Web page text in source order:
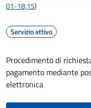
01-18;15)
Servizio attivo
Procedimento di
pagamento mediante
elettronica